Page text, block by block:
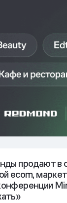
продают в
ecom,